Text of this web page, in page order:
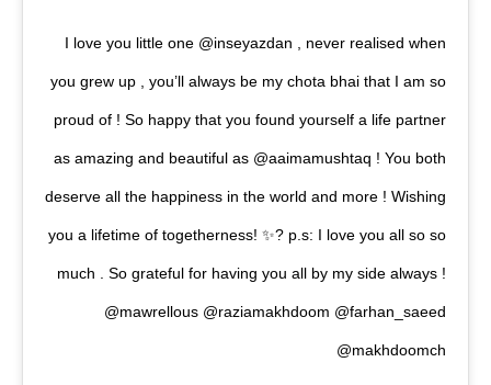
I love you little one @inseyazdan , never realised when
you grew up , you’ll always be my chota bhai that I am so
proud of ! So happy that you found yourself a life partner
as amazing and beautiful as @aaimamushtaq ! You both
deserve all the happiness in the world and more ! Wishing
you a lifetime of togetherness! ✨? p.s: I love you all so so
much . So grateful for having you all by my side always !
@mawrellous @raziamakhdoom @farhan_saeed
@makhdoomch